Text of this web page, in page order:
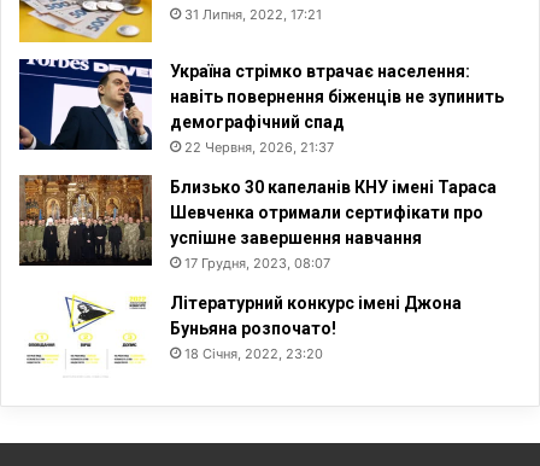
31 Липня, 2022, 17:21
Україна стрімко втрачає населення:
навіть повернення біженців не зупинить
демографічний спад
22 Червня, 2026, 21:37
Близько 30 капеланів КНУ імені Тараса
Шевченка отримали сертифікати про
успішне завершення навчання
17 Грудня, 2023, 08:07
Літературний конкурс імені Джона
Буньяна розпочато!
18 Січня, 2022, 23:20